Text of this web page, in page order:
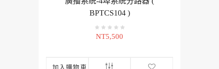
BPTCS104 )
NT5,500
加入購物車